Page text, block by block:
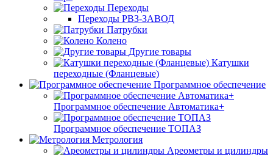
Переходы
Переходы РВЗ-ЗАВОД
Патрубки
Колено
Другие товары
Катушки
переходные (Фланцевые)
Программное обеспечение
Программное обеспечение Автоматика+
Программное обеспечение ТОПАЗ
Метрология
Ареометры и цилиндры